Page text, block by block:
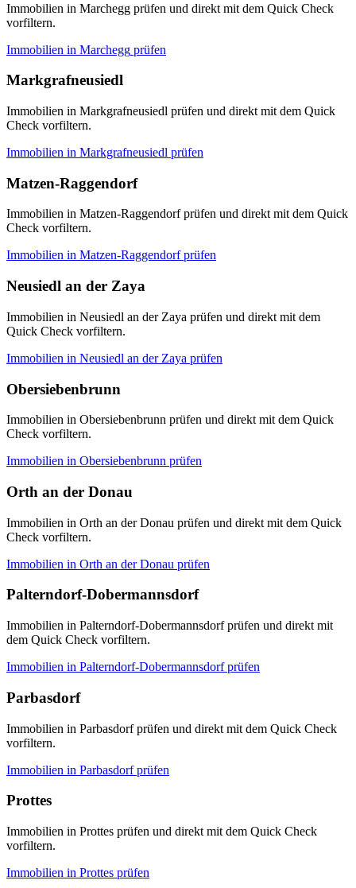
Immobilien in Marchegg prüfen und direkt mit dem Quick Check
vorfiltern.
Immobilien in Marchegg prüfen
Markgrafneusiedl
Immobilien in Markgrafneusiedl prüfen und direkt mit dem Quick
Check vorfiltern.
Immobilien in Markgrafneusiedl prüfen
Matzen-Raggendorf
Immobilien in Matzen-Raggendorf prüfen und direkt mit dem Quick
Check vorfiltern.
Immobilien in Matzen-Raggendorfprüfen
Neusiedl an der Zaya
Immobilien in Neusiedl an der Zaya prüfen und direkt mit dem
Quick Check vorfiltern.
Immobilien in Neusiedl an der Zaya prüfen
Obersiebenbrunn
Immobilien in Obersiebenbrunn prüfen und direkt mit dem Quick
Check vorfiltern.
Immobilien in Obersiebenbrunn prüfen
Orth an der Donau
Immobilien in Orth an der Donau prüfen und direkt mit dem Quick
Check vorfiltern.
Immobilien in Orth an der Donau prüfen
Palterndorf-Dobermannsdorf
Immobilien in Palterndorf-Dobermannsdorf prüfen und direkt mit
dem Quick Check vorfiltern.
Immobilien in Palterndorf-Dobermannsdorfprüfen
Parbasdorf
Immobilien in Parbasdorf prüfen und direkt mit dem Quick Check
vorfiltern.
Immobilien in Parbasdorfprüfen
Prottes
Immobilien in Prottes prüfen und direkt mit dem Quick Check
vorfiltern.
Immobilien in Prottes prüfen